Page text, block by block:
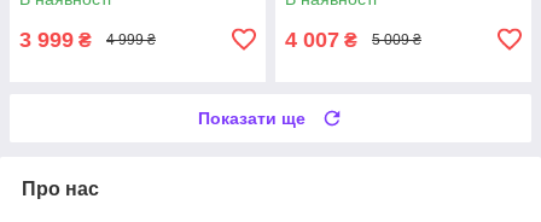
на кермі, оранжевий
3 999 ₴ 4 999 ₴
колеса
4 007 ₴ 5 009 ₴
Показати ще
Про нас